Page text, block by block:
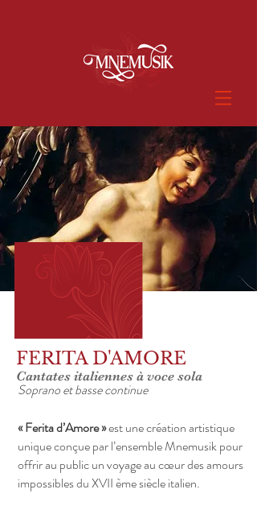
Cantates italiennes à voce sola
FERITA D'AMORE
Soprano et basse continue
« Ferita d’Amore »est une création artistique
unique conçue par l’ensemble Mnemusik pour
offrir au public un voyage au cœur des amours
impossibles du XVII ème siècle italien.